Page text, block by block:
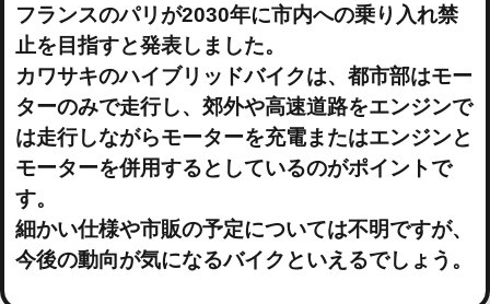
フランスのパリが2030年に市内への乗り入れ禁
止を目指すと発表しました。
カワサキのハイブリッドバイクは、都市部はモー
ターのみで走行し、郊外や高速道路をエンジンで
は走行しながらモーターを充電またはエンジンと
モーターを併用するとしているのがポイントで
す。
細かい仕様や市販の予定については不明ですが、
今後の動向が気になるバイクといえるでしょう。